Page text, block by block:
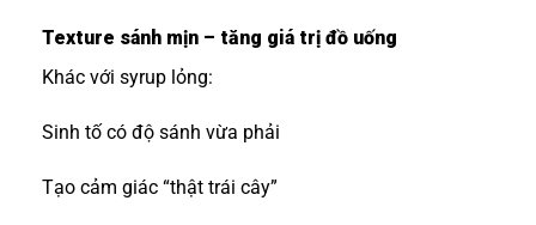
Texture sánh mịn – tăng giá trị đồ uống
Khác với syrup lỏng:
Sinh tố có độ sánh vừa phải
Tạo cảm giác “thật trái cây”